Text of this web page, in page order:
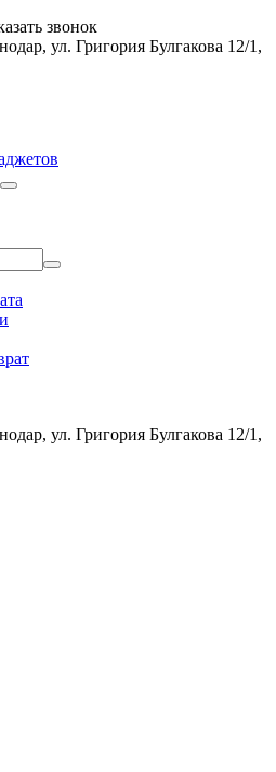
звонок
ул. Григория Булгакова 12/1,
ул. Григория Булгакова 12/1,